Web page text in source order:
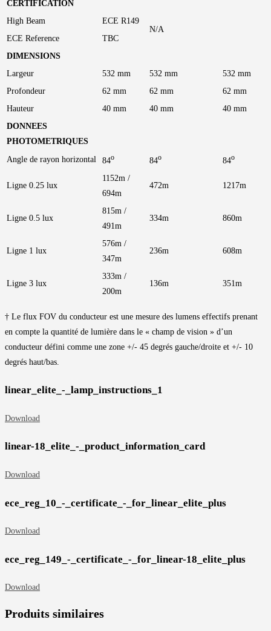
CERTIFICATION
High Beam
ECE R149
N/A
ECE Reference
TBC
DIMENSIONS
Largeur
532 mm 532 mm
532 mm
Profondeur
62 mm 62 mm
62 mm
Hauteur
40 mm 40 mm
40 mm
DONNEES
PHOTOMETRIQUES
Angle de rayon horizontal
84o 84o 84o
Ligne 0.25 lux
1152m /
694m
472m 1217m
Ligne 0.5 lux
815m /
491m
334m 860m
Ligne 1 lux
576m /
347m
236m 608m
Ligne 3 lux
333m /
200m
136m 351m
† Le flux FOV du conducteur est une mesure des lumens effectifs prenant
en compte la quantité de lumière dans le « champ de vision » d’un
conducteur défini comme une zone +/- 45 degrés gauche/droite et +/- 10
degrés haut/bas.
linear_elite_-_lamp_instructions_1
Download
linear-18_elite_-_product_information_card
Download
ece_reg_10_-_certificate_-_for_linear_elite_plus
Download
ece_reg_149_-_certificate_-_for_linear-18_elite_plus
Download
Produits similaires